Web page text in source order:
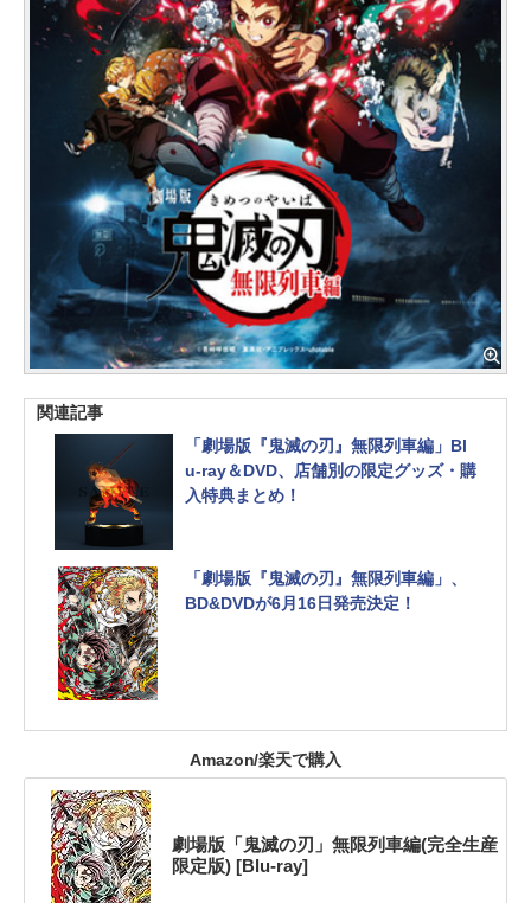
関連記事
「劇場版『鬼滅の刃』無限列車編」Bl
u-ray＆DVD、店舗別の限定グッズ・購
入特典まとめ！
「劇場版『鬼滅の刃』無限列車編」、
BD&DVDが6月16日発売決定！
Amazon/楽天で購入
劇場版「鬼滅の刃」無限列車編(完全生産
限定版) [Blu-ray]